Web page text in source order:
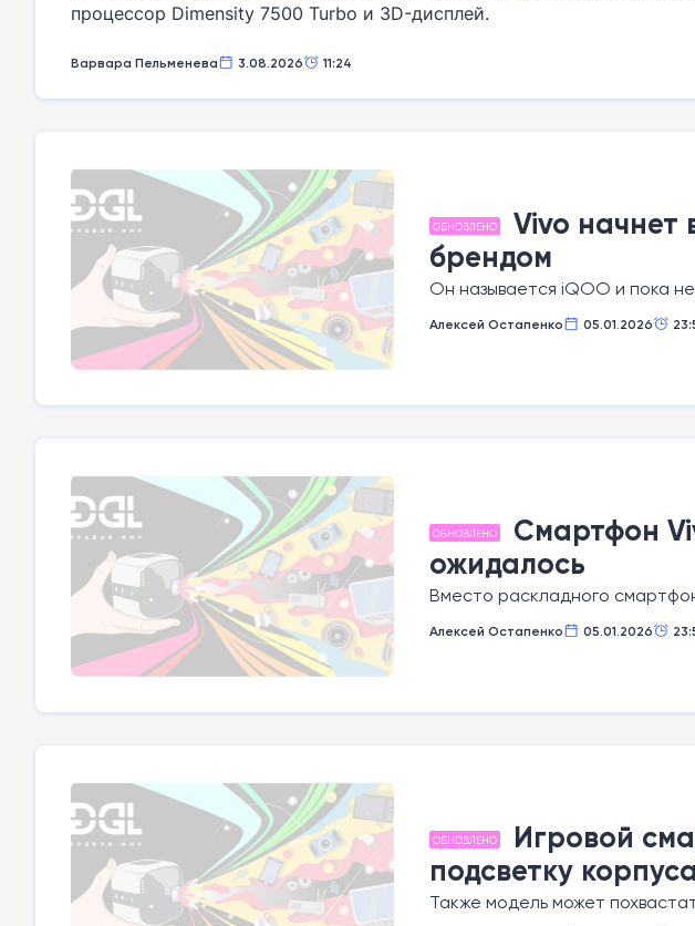
процессор Dimensity 7500 Turbo и 3D-дисплей.
Варвара Пельменева 3.08.2026 11:24
ОБНОВЛЕНО
Vivo начнет
брендом
Он называется iQOO и пока
Алексей Остапенко 05.01.2026
ОБНОВЛЕНО
Смартфон
ожидалось
Вместо раскладного
Алексей Остапенко 05.01.2026
ОБНОВЛЕНО
Игровой
подсветку
Также модель может